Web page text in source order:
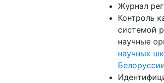
Журнал
Контроль
системой
научные
научных